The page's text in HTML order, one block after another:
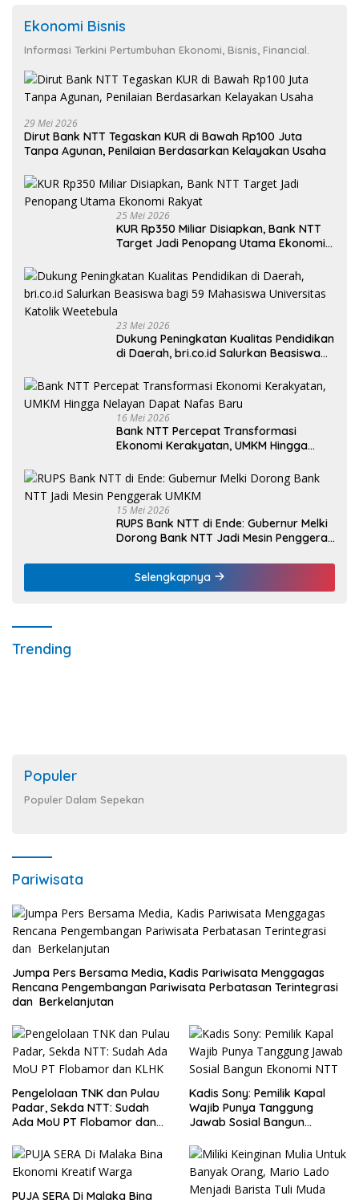
Ekonomi Bisnis
Informasi Terkini Pertumbuhan Ekonomi, Bisnis, Financial.
29 Mei 2026
Dirut Bank NTT Tegaskan KUR di Bawah Rp100 Juta
Tanpa Agunan, Penilaian Berdasarkan Kelayakan Usaha
25 Mei 2026
KUR Rp350 Miliar Disiapkan, Bank NTT
Target Jadi Penopang Utama Ekonomi
23 Mei 2026
Dukung Peningkatan Kualitas Pendidikan
di Daerah, bri.co.id Salurkan Beasiswa
Weetebula
16 Mei 2026
Bank NTT Percepat Transformasi
Ekonomi Kerakyatan, UMKM Hingga
15 Mei 2026
RUPS Bank NTT di Ende: Gubernur Melki
Dorong Bank NTT Jadi Mesin Penggerak
Selengkapnya
Trending
Populer
Populer Dalam Sepekan
Pariwisata
Jumpa Pers Bersama Media, Kadis Pariwisata Menggagas
Rencana Pengembangan Pariwisata Perbatasan Terintegrasi
dan Berkelanjutan
Pengelolaan TNK dan Pulau
Padar, Sekda NTT: Sudah
Ada MoU PT Flobamor dan
Kadis Sony: Pemilik Kapal
Wajib Punya Tanggung
Jawab Sosial Bangun
PUJA SERA Di Malaka Bina